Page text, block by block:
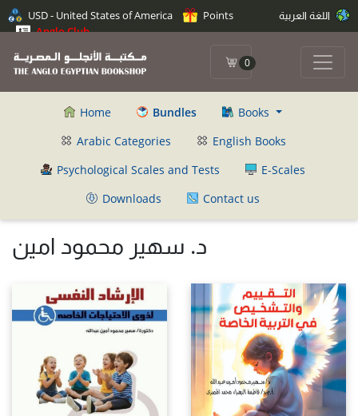
USD - United States of America
Points
Anglo Club
0
Home Bundles
Books
Arabic Categories
English Books
Psychological Scales and Tests
E-Scales
Downloads
Contact us
د. سهير محمود امين